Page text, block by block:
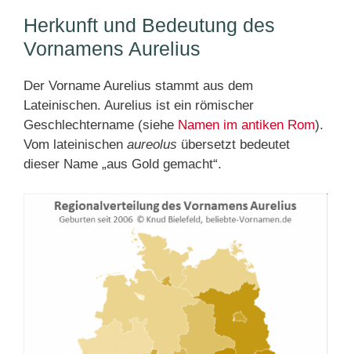
Herkunft und Bedeutung des
Vornamens Aurelius
Der Vorname Aurelius stammt aus dem
Lateinischen. Aurelius ist ein römischer
Geschlechtername (siehe Namen im antiken Rom).
Vom lateinischen aureolus übersetzt bedeutet
dieser Name „aus Gold gemacht“.